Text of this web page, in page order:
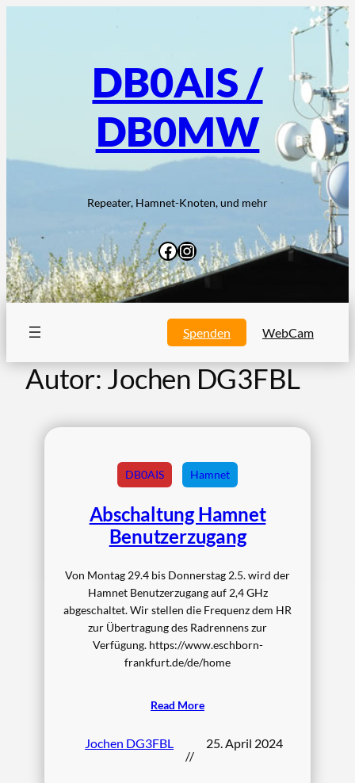
DB0AIS /
DB0MW
Repeater, Hamnet-Knoten, und mehr
Facebook
Instagram
Spenden WebCam
Autor: Jochen DG3FBL
DB0AIS Hamnet
Abschaltung Hamnet
Benutzerzugang
Von Montag 29.4 bis Donnerstag 2.5. wird der
Hamnet Benutzerzugang auf 2,4 GHz
abgeschaltet. Wir stellen die Frequenz dem HR
zur Übertragung des Radrennens zur
Verfügung. https://www.eschborn-
frankfurt.de/de/home
Read More
Jochen DG3FBL
//
25. April 2024